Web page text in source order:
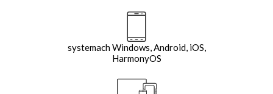
systemach Windows, Android, iOS,
HarmonyOS